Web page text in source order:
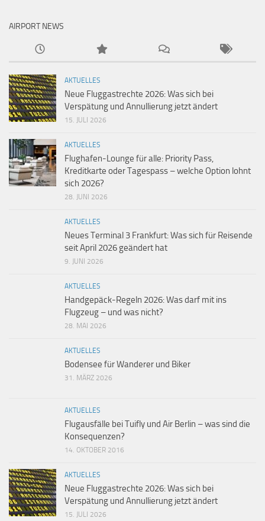
AIRPORT NEWS
AKTUELLES
Neue Fluggastrechte 2026: Was sich bei
Verspätung und Annullierung jetzt ändert
15. JULI 2026
AKTUELLES
Flughafen-Lounge für alle: Priority Pass,
Kreditkarte oder Tagespass – welche Option lohnt
sich 2026?
28. JUNI 2026
AKTUELLES
Neues Terminal 3 Frankfurt: Was sich für Reisende
seit April 2026 geändert hat
9. JUNI 2026
AKTUELLES
Handgepäck-Regeln 2026: Was darf mit ins
Flugzeug – und was nicht?
28. MAI 2026
AKTUELLES
Bodensee für Wanderer und Biker
31. MÄRZ 2026
AKTUELLES
Flugausfälle bei Tuifly und Air Berlin – was sind die
Konsequenzen?
14. OKTOBER 2016
AKTUELLES
Neue Fluggastrechte 2026: Was sich bei
Verspätung und Annullierung jetzt ändert
15. JULI 2026